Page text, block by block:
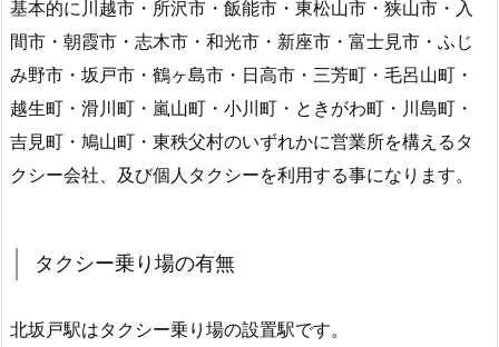
基本的に川越市・所沢市・飯能市・東松山市・狭山市・入
間市・朝霞市・志木市・和光市・新座市・富士見市・ふじ
み野市・坂戸市・鶴ヶ島市・日高市・三芳町・毛呂山町・
越生町・滑川町・嵐山町・小川町・ときがわ町・川島町・
吉見町・鳩山町・東秩父村のいずれかに営業所を構えるタ
クシー会社、及び個人タクシーを利用する事になります。
タクシー乗り場の有無
北坂戸駅はタクシー乗り場の設置駅です。